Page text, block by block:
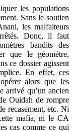
les populations
Sans le soutien
les malfaiteurs
Donc, il faut
bandits des
que le géomètre,
ce dossier agissent
En effet, ces
alors que les
arrivé qu’un ancien
Ouidah de rompre
recasement, etc. Ni
mafia, ni le CA
cas comme ce qui